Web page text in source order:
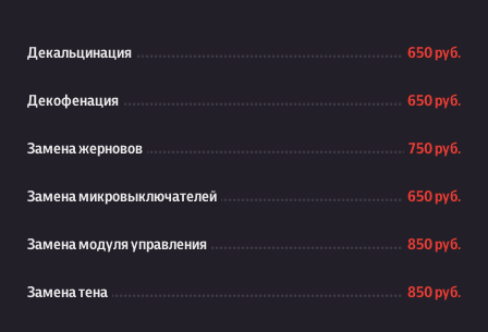
Декальцинация 650 руб.
Декофенация 650 руб.
Замена жерновов 750 руб.
Замена микровыключателей 650 руб.
Замена модуля управления 850 руб.
Замена тена 850 руб.